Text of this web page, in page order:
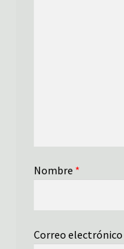
Nombre *
Correo electrónico